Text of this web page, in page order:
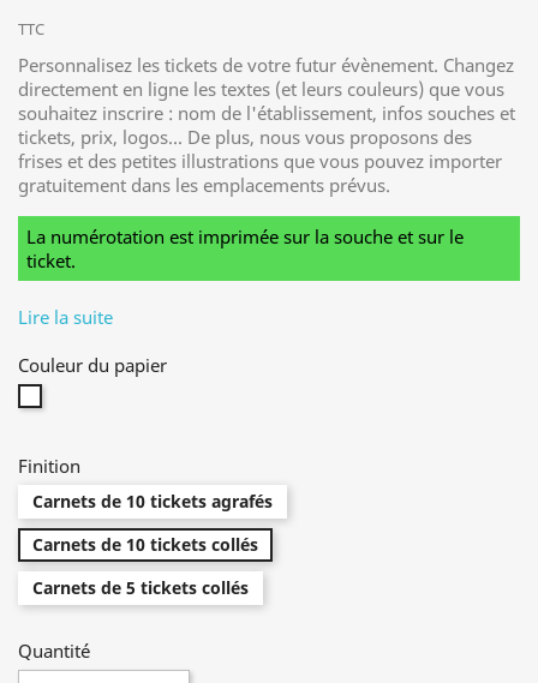
TTC
Personnalisez les tickets de votre futur évènement. Changez
directement en ligne les textes (et leurs couleurs) que vous
souhaitez inscrire : nom de l'établissement, infos souches et
tickets, prix, logos... De plus, nous vous proposons des
frises et des petites illustrations que vous pouvez importer
gratuitement dans les emplacements prévus.
La numérotation est imprimée sur la souche et sur le
ticket.
Lire la suite
Couleur du papier
Finition
Carnets de 10 tickets agrafés
Carnets de 10 tickets collés
Carnets de 5 tickets collés
Quantité